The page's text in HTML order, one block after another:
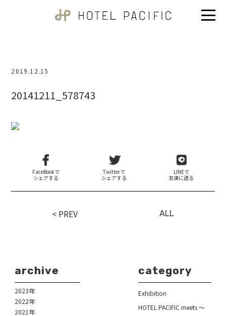
2019.12.15
20141211_578743
FaceBookで
シェアする
Twitterで
シェアする
LINEで
友達に送る
< PREV ALL
archive
2023年
2022年
2021年
category
Exhibition
HOTEL PACIFIC meets ～